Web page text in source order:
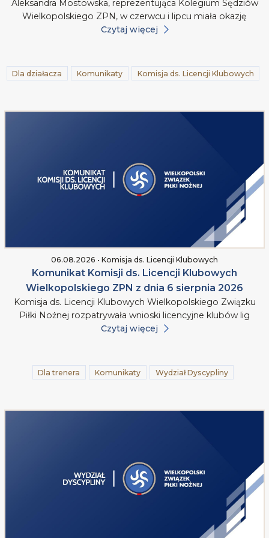
Aleksandra Mostowska, reprezentująca Kolegium Sędziów
Wielkopolskiego ZPN, w czerwcu i lipcu miała okazję
Czytaj więcej
Dla działacza Komunikaty Komisja ds. Licencji Klubowych
06.08.2026 • Komisja ds. Licencji Klubowych
Komunikat Komisji ds. Licencji Klubowych
Wielkopolskiego ZPN z dnia 6 sierpnia 2026
Komisja ds. Licencji Klubowych Wielkopolskiego Związku
Piłki Nożnej rozpatrywała wnioski licencyjne klubów lig
Czytaj więcej
Dla trenera Komunikaty Wydział Dyscypliny